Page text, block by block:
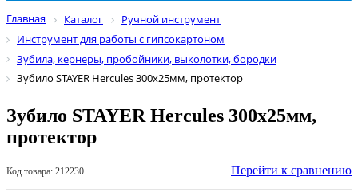
Главная Каталог
Ручной инструмент
Инструмент для работы с гипсокартоном
Зубила, кернеры, пробойники, выколотки, бородки
Зубило STAYER Hercules 300х25мм, протектор
Зубило STAYER Hercules 300х25мм,
протектор
Код товара: 212230 Перейти к сравнению